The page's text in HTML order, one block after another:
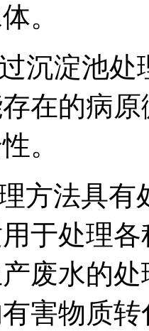
。
沉淀池
在的病
。
方法具有
于处理
废水的
害物质